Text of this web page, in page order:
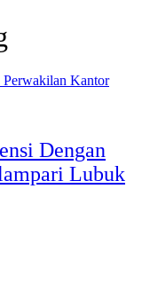
Dengan
Lubuk